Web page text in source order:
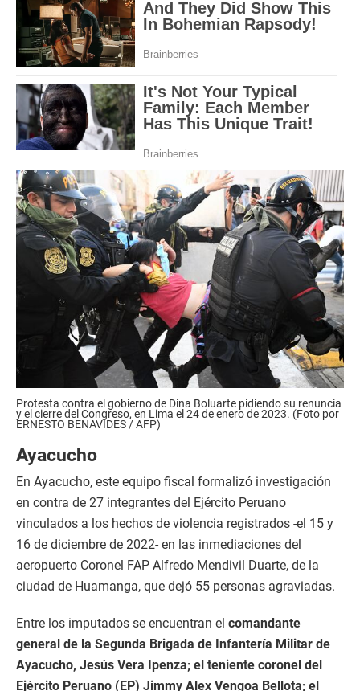
Protesta contra el gobierno de Dina Boluarte pidiendo su renuncia
y el cierre del Congreso, en Lima el 24 de enero de 2023. (Foto por
ERNESTO BENAVIDES / AFP)
Ayacucho
En Ayacucho, este equipo fiscal formalizó investigación
en contra de 27 integrantes del Ejército Peruano
vinculados a los hechos de violencia registrados -el 15 y
16 de diciembre de 2022- en las inmediaciones del
aeropuerto Coronel FAP Alfredo Mendivil Duarte, de la
ciudad de Huamanga, que dejó 55 personas agraviadas.
Entre los imputados se encuentran el comandante
general de la Segunda Brigada de Infantería Militar de
Ayacucho, Jesús Vera Ipenza; el teniente coronel del
Ejército Peruano (EP) Jimmy Alex Vengoa Bellota; el